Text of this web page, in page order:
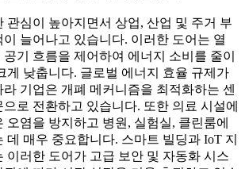
관심이 높아지면서 상업, 산업 및 주거 부
늘어나고 있습니다. 이러한 도어는 열
기 흐름을 제어하여 에너지 소비를 줄이
게 낮춥니다. 글로벌 에너지 효율 규제가
기업은 개폐 메커니즘을 최적화하는 센
로 전환하고 있습니다. 또한 의료 시설에
오염을 방지하고 병원, 실험실, 클린룸에
데 매우 중요합니다. 스마트 빌딩과 IoT 지
이러한 도어가 고급 보안 및 자동화 시스